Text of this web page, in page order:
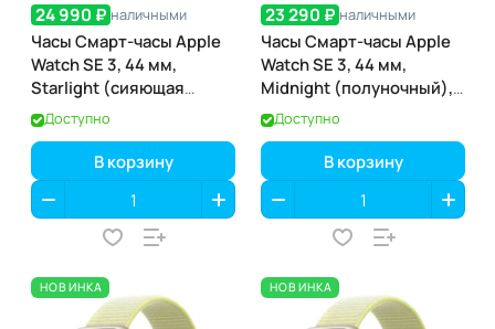
24 990 ₽ наличными
Часы Смарт-часы Apple
Watch SE 3, 44 мм,
Starlight (сияющая
звезда), GPS
Доступно
В корзину
23 290 ₽ наличными
Часы Смарт-часы Apple
Watch SE 3, 44 мм,
Midnight (полуночный),
GPSДоступно
В корзину
НОВИНКА НОВИНКА